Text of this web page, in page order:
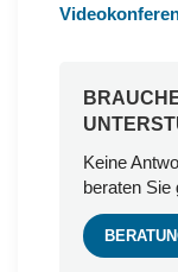
Keine
beraten Sie